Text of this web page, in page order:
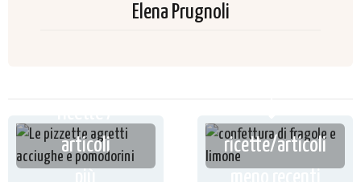
Elena Prugnoli
articoli
ricette/articoli